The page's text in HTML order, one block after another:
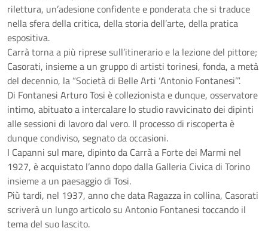
rilettura, un’adesione confidente e ponderata che si traduce
nella sfera della critica, della storia dell’arte, della pratica
espositiva.
Carrà torna a più riprese sull’itinerario e la lezione del pittore;
Casorati, insieme a un gruppo di artisti torinesi, fonda, a metà
del decennio, la “Società di Belle Arti ‘Antonio Fontanesi’”.
Di Fontanesi Arturo Tosi è collezionista e dunque, osservatore
intimo, abituato a intercalare lo studio ravvicinato dei dipinti
alle sessioni di lavoro dal vero. Il processo di riscoperta è
dunque condiviso, segnato da occasioni.
I Capanni sul mare, dipinto da Carrà a Forte dei Marmi nel
1927, è acquistato l’anno dopo dalla Galleria Civica di Torino
insieme a un paesaggio di Tosi.
Più tardi, nel 1937, anno che data Ragazza in collina, Casorati
scriverà un lungo articolo su Antonio Fontanesi toccando il
tema del suo lascito.